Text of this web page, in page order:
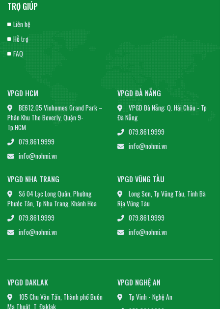
TRỢ GIÚP
Liên hệ
Hỗ trợ
FAQ
VPGD HCM
BE612.05 Vinhomes Grand Park –
Phân Khu The Beverly, Quận 9-
Tp.HCM
079.861.9999
info@nohmi.vn
VPGD ĐÀ NẴNG
VPGD Đà Nẵng: Q. Hải Châu - Tp
Đà Nẵng
079.861.9999
info@nohmi.vn
VPGD NHA TRANG
Số 04 Lạc Long Quân, Phường
Phước Tân, Tp Nha Trang, Khánh Hòa
079.861.9999
info@nohmi.vn
VPGD VŨNG TÀU
Long Sơn, Tp Vũng Tàu, Tỉnh Bà
Rịa Vũng Tàu
079.861.9999
info@nohmi.vn
VPGD DAKLAK
105 Chu Văn Tấn, Thành phố Buôn
Ma Thuật, T, Đaklak
VPGD NGHỆ AN
Tp Vinh - Nghệ An